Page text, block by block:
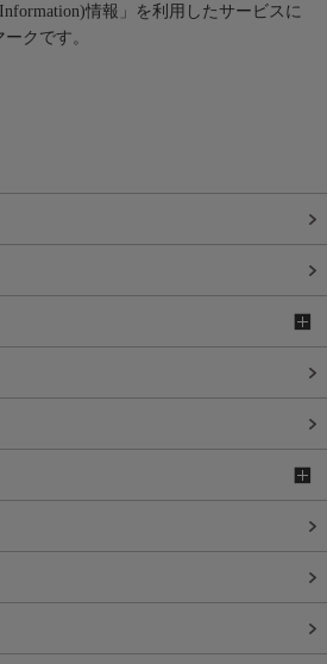
情報」を利用したサービスに
クです。